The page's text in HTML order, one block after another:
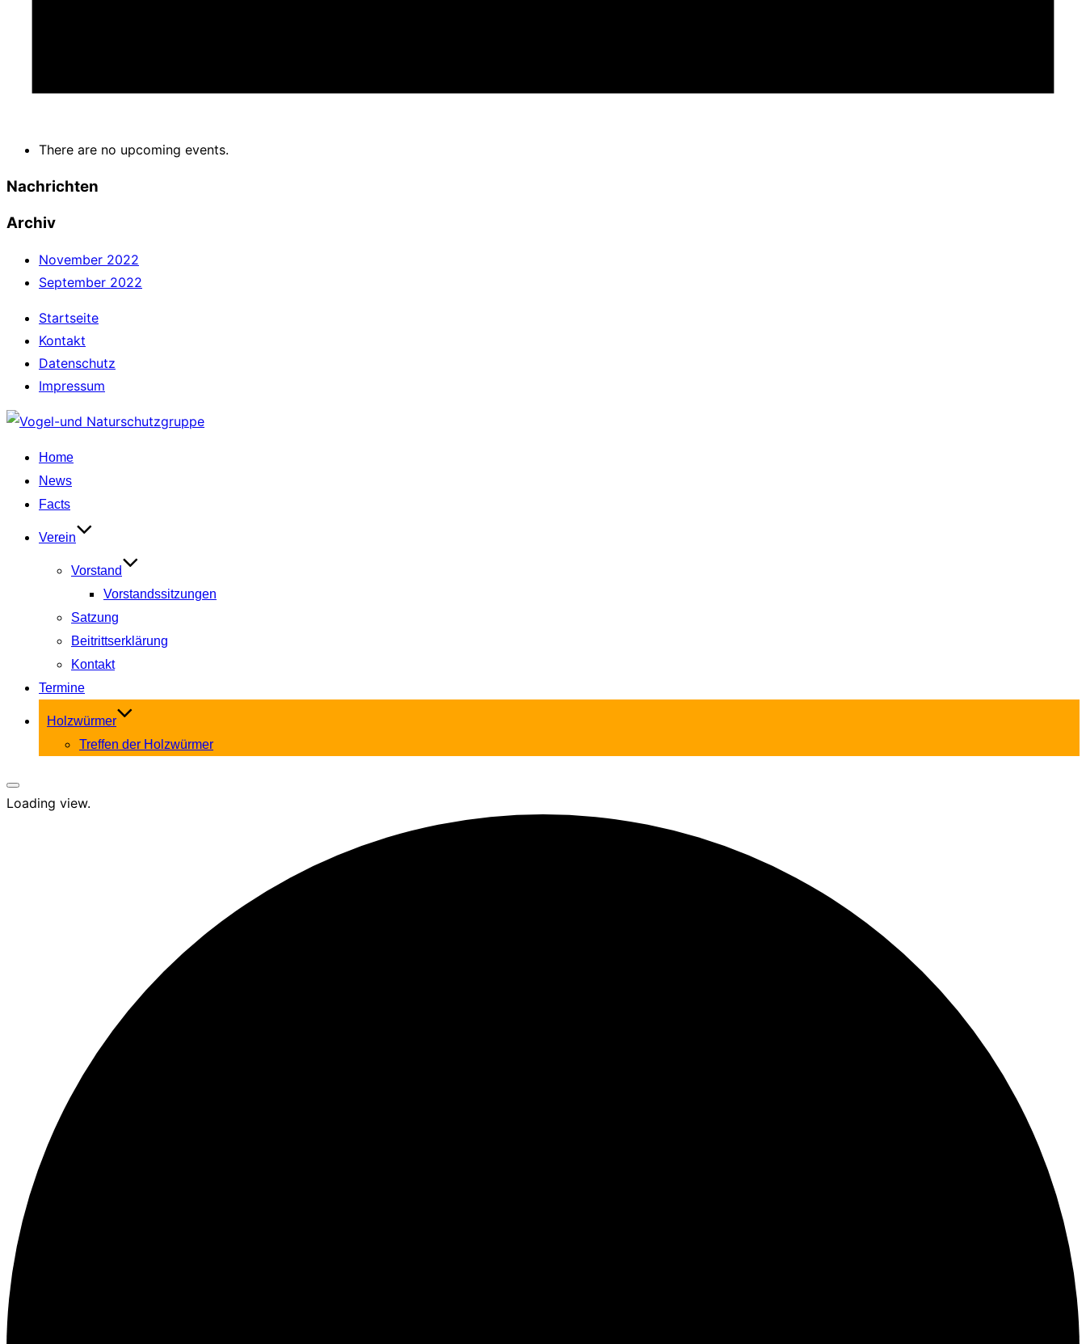
There are no upcoming events.
Nachrichten
Archiv
November 2022
September 2022
Startseite
Kontakt
Datenschutz
Impressum
Zum
springen
Home
News
Facts
Verein
Vorstand
Vorstandssitzungen
Satzung
Beitrittserklärung
Kontakt
Termine
Holzwürmer
Treffen der Holzwürmer
Seitenleiste
Loading view.